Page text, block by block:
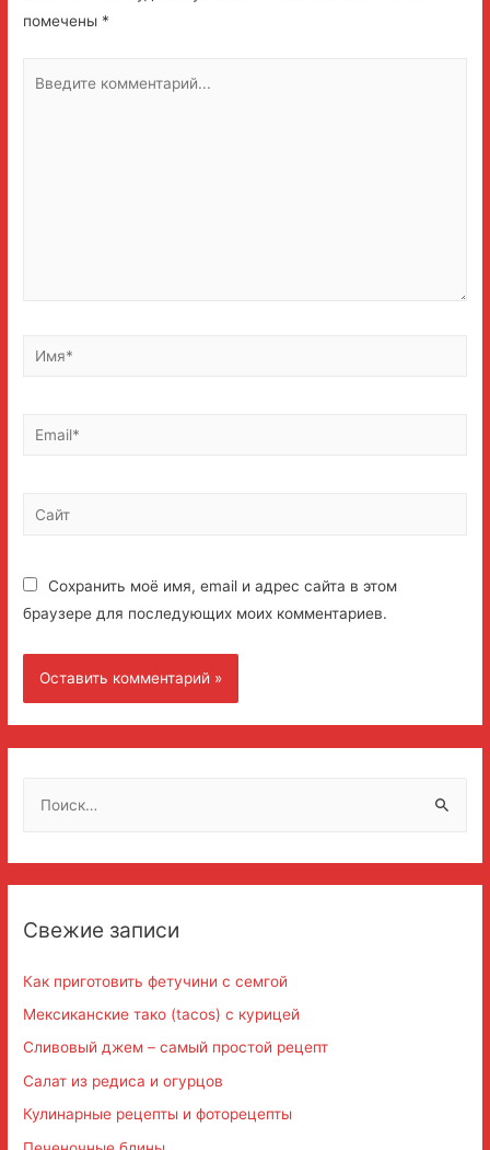
помечены *
комментарий...
Имя*
Email*
Сайт
Сохранить моё имя, email и адрес сайта в этом
браузере для последующих моих комментариев.
:Свежие записи
Как приготовить фетучини с семгой
Мексиканские тако (tacos) с курицей
Сливовый джем – самый простой рецепт
Салат из редиса и огурцов
Кулинарные рецепты и фоторецепты